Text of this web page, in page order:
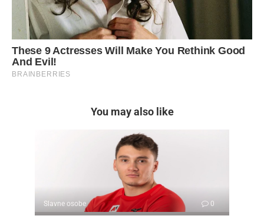
You may also like
Slavne osobe 0